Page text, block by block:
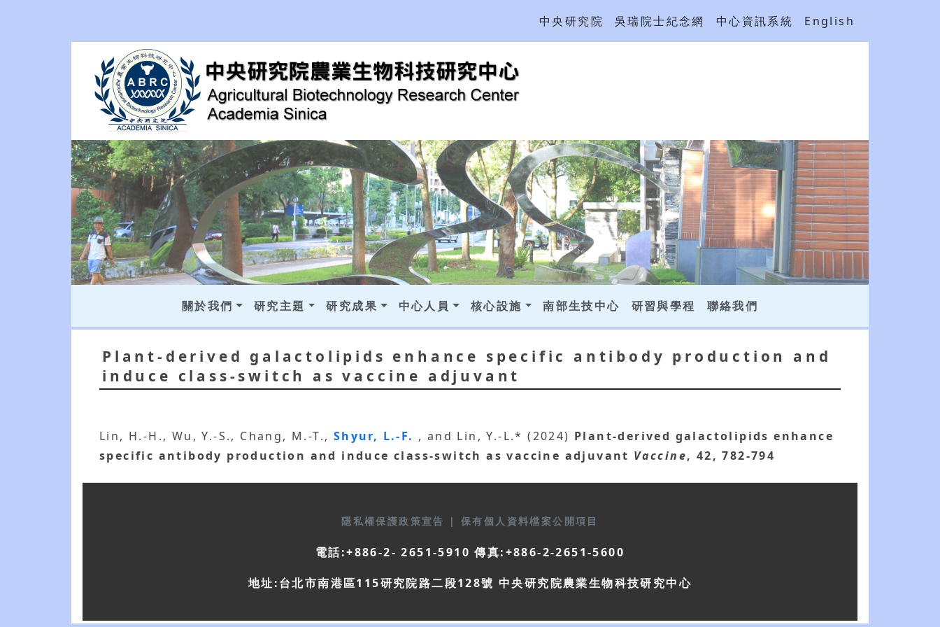
中央研究院 吳瑞院士紀念網 中心資訊系統 English
關於我們 研究主題 研究成果 中心人員 核心設施 南部生技中心 研習與學程 聯絡我們
Plant-derived galactolipids enhance specific antibody production and
induce class-switch as vaccine adjuvant
Lin, H.-H., Wu, Y.-S., Chang, M.-T., Shyur, L.-F. , and Lin, Y.-L.* (2024) Plant-derived galactolipids enhance
specific antibody production and induce class-switch as vaccine adjuvant Vaccine, 42, 782-794
隱私權保護政策宣告 | 保有個人資料檔案公開項目
電話:+886-2- 2651-5910 傳真:+886-2-2651-5600
地址:台北市南港區115研究院路二段128號 中央研究院農業生物科技研究中心